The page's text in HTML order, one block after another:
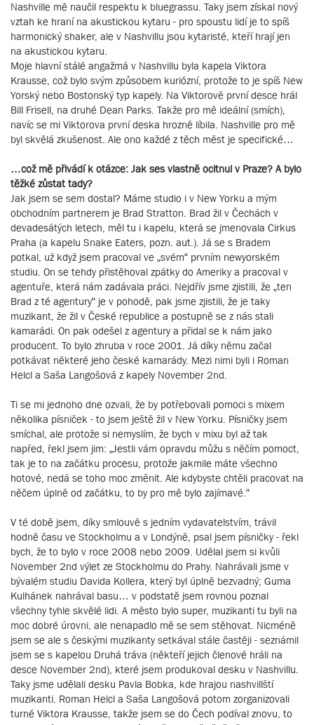
Nashville mě naučil respektu k bluegrassu. Taky jsem získal nový
vztah ke hraní na akustickou kytaru - pro spoustu lidí je to spíš
harmonický shaker, ale v Nashvillu jsou kytaristé, kteří hrají jen
na akustickou kytaru.
Moje hlavní stálé angažmá v Nashvillu byla kapela Viktora
Krausse, což bylo svým způsobem kuriózní, protože to je spíš New
Yorský nebo Bostonský typ kapely. Na Viktorově první desce hrál
Bill Frisell, na druhé Dean Parks. Takže pro mě ideální (smích),
navíc se mi Viktorova první deska hrozně líbila. Nashville pro mě
byl skvělá zkušenost. Ale ono každé z těch měst je specifické…
…což mě přivádí k otázce: Jak ses vlastně ocitnul v Praze? A bylo
těžké zůstat tady?
Jak jsem se sem dostal? Máme studio i v New Yorku a mým
obchodním partnerem je Brad Stratton. Brad žil v Čechách v
devadesátých letech, měl tu i kapelu, která se jmenovala Cirkus
Praha (a kapelu Snake Eaters, pozn. aut.). Já se s Bradem
potkal, už když jsem pracoval ve „svém“ prvním newyorském
studiu. On se tehdy přistěhoval zpátky do Ameriky a pracoval v
agentuře, která nám zadávala práci. Nejdřív jsme zjistili, že „ten
Brad z té agentury“ je v pohodě, pak jsme zjistili, že je taky
muzikant, že žil v České republice a postupně se z nás stali
kamarádi. On pak odešel z agentury a přidal se k nám jako
producent. To bylo zhruba v roce 2001. Já díky němu začal
potkávat některé jeho české kamarády. Mezi nimi byli i Roman
Helcl a Saša Langošová z kapely November 2nd.
Ti se mi jednoho dne ozvali, že by potřebovali pomoci s mixem
několika písniček - to jsem ještě žil v New Yorku. Písničky jsem
smíchal, ale protože si nemyslím, že bych v mixu byl až tak
napřed, řekl jsem jim: „Jestli vám opravdu můžu s něčím pomoct,
tak je to na začátku procesu, protože jakmile máte všechno
hotové, nedá se toho moc změnit. Ale kdybyste chtěli pracovat na
něčem úplně od začátku, to by pro mě bylo zajímavé.“
V té době jsem, díky smlouvě s jedním vydavatelstvím, trávil
hodně času ve Stockholmu a v Londýně, psal jsem písničky - řekl
bych, že to bylo v roce 2008 nebo 2009. Udělal jsem si kvůli
November 2nd výlet ze Stockholmu do Prahy. Nahrávali jsme v
bývalém studiu Davida Kollera, který byl úplně bezvadný; Guma
Kulhánek nahrával basu… v podstatě jsem rovnou poznal
všechny tyhle skvělé lidi. A město bylo super, muzikanti tu byli na
moc dobré úrovni, ale nenapadlo mě se sem stěhovat. Nicméně
jsem se ale s českými muzikanty setkával stále častěji - seznámil
jsem se s kapelou Druhá tráva (někteří jejich členové hráli na
desce November 2nd), které jsem produkoval desku v Nashvillu.
Taky jsme udělali desku Pavla Bobka, kde hrajou nashvillští
muzikanti. Roman Helcl a Saša Langošová potom zorganizovali
turné Viktora Krausse, takže jsem se do Čech podíval znovu, to